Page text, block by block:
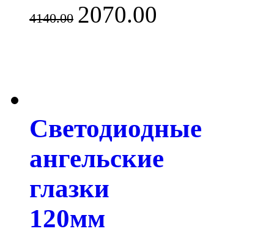
4140.00 2070.00
Светодиодные
ангельские
глазки
120мм